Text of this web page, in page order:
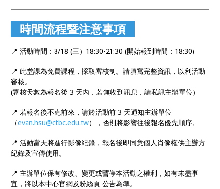
時間流程暨注意事項
📍 活動時間：8/18 (三）18:30-21:30 (開始報到時間：18:30)
📍 此堂課為免費課程，採取審核制。請填寫完整資訊，以利活動
審核。
(審核天數為報名後 3 天內，若無收到訊息，請私訊主辦單位）
📍 若報名後不克前來，請於活動前 3 天通知主辦單位
（evan.hsu@ctbc.edu.tw），否則將影響往後報名優先順序。
📍 活動當天將進行影像紀錄，報名後即同意個人肖像權供主辦方
紀錄及宣傳使用。
📍 主辦單位保有修改、變更或暫停本活動之權利，如有未盡事
宜，將以本中心官網及粉絲頁 公告為準。